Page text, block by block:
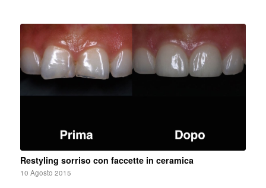
Restyling sorriso con faccette in ceramica
10 Agosto 2015